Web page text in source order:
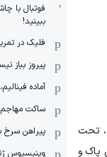
تحت
پاک و
فوتبال با
ببینید!
فلیک در
پیروز
آماده
ساکت
پیراهن سرخ
وینیسیوس